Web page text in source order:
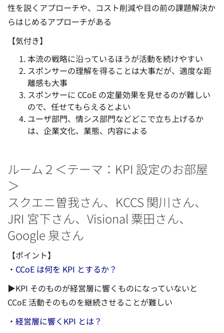
性を説くアプローチや、コスト削減や目の前の課題解決か
らはじめるアプローチがある
【気付き】
本流の戦略に沿っているほうが活動を続けやすい
スポンサーの理解を得ることは大事だが、適度な距
離感も大事
スポンサーに CCoE の定量効果を見せるのが難しい
ので、任せてもらえるとよい
ユーザ部門、情シス部門などどこで立ち上げるか
は、企業文化、業態、内容による
ルーム２＜テーマ：KPI 設定のお部屋
＞
スクエニ曽我さん、KCCS 関川さん、
JRI 宮下さん、Visional 粟田さん、
Google 泉さん
【ポイント】
・CCoE は何を KPI とするか？
▶KPI そのものが経営層に響くものになっていないと
CCoE 活動そのものを継続させることが難しい
・経営層に響くKPI とは？